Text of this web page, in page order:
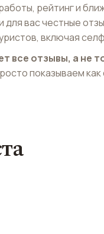
рейтинг и
вас честные
включая
все отзывы, а не
показываем как